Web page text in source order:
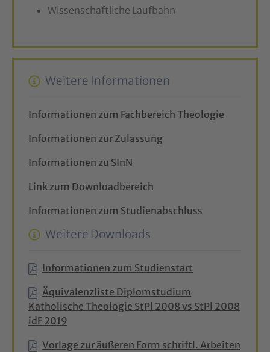
Wissenschaftliche Laufbahn
Weitere Informationen
Informationen zum Fachbereich Theologie
Informationen zur Zulassung
Informationen zu SInN
Link zum Downloadbereich
Informationen zum Studienabschluss
Weitere Downloads
Informationen zum Studienstart
Äquivalenzliste Diplomstudium
Katholische Theologie StPl 2008 vs StPl 2008
idF 2019
Vorlage zur äußeren Form schriftl. Arbeiten